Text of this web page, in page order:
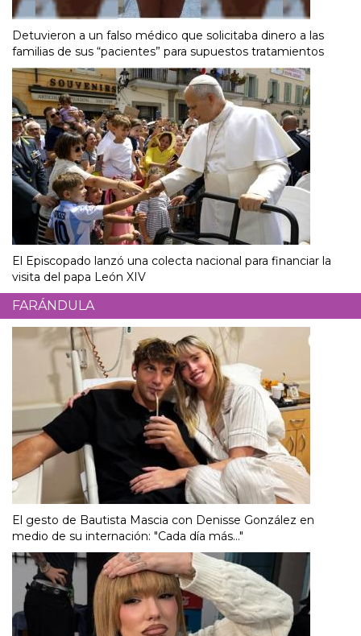
Detuvieron a un falso médico que solicitaba dinero a las
familias de sus “pacientes” para supuestos tratamientos
El Episcopado lanzó una colecta nacional para financiar la
visita del papa León XIV
FARÁNDULA
El gesto de Bautista Mascia con Denisse González en
medio de su internación: "Cada día más..."